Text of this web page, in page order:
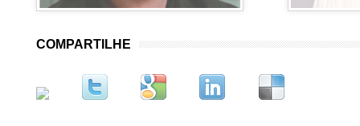
COMPARTILHE